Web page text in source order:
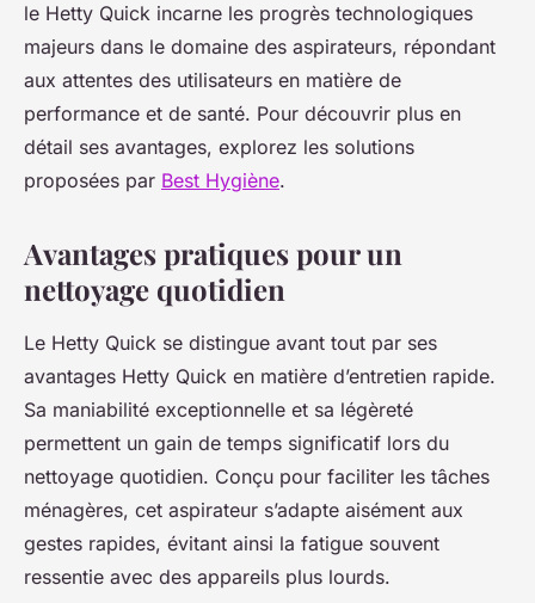
le Hetty Quick incarne les progrès technologiques
majeurs dans le domaine des aspirateurs, répondant
aux attentes des utilisateurs en matière de
performance et de santé. Pour découvrir plus en
détail ses avantages, explorez les solutions
proposées par Best Hygiène.
Avantages pratiques pour un
nettoyage quotidien
Le Hetty Quick se distingue avant tout par ses
avantages Hetty Quick en matière d’entretien rapide.
Sa maniabilité exceptionnelle et sa légèreté
permettent un gain de temps significatif lors du
nettoyage quotidien. Conçu pour faciliter les tâches
ménagères, cet aspirateur s’adapte aisément aux
gestes rapides, évitant ainsi la fatigue souvent
ressentie avec des appareils plus lourds.